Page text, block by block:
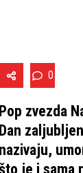
0
Pop zvezda
Dan
nazivaju,
je i sama